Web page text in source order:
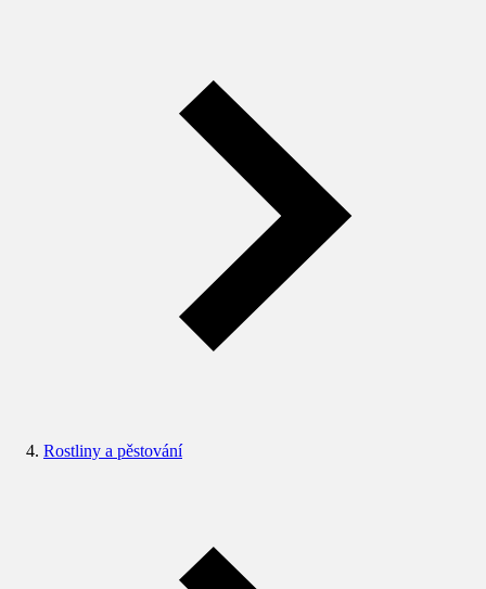
Rostliny a pěstování